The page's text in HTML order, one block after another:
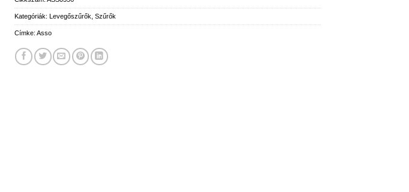
Kategóriák: Levegőszűrők Szűrők
Címke: Asso